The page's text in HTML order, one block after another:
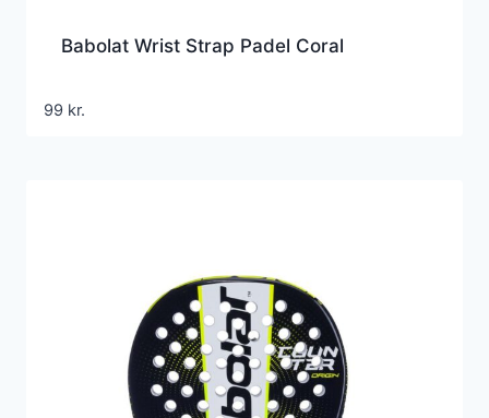
Babolat Wrist Strap Padel Coral
99 kr.